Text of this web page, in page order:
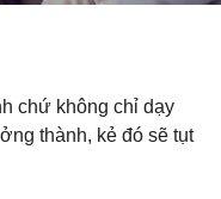
chứ không chỉ dạy
thành, kẻ đó sẽ tụt